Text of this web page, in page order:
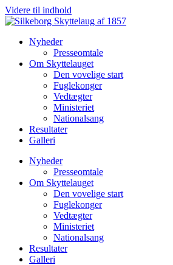
Videre til indhold
Nyheder
Presseomtale
Om Skyttelauget
Den vovelige start
Fuglekonger
Vedtægter
Ministeriet
Nationalsang
Resultater
Galleri
Nyheder
Presseomtale
Om Skyttelauget
Den vovelige start
Fuglekonger
Vedtægter
Ministeriet
Nationalsang
Resultater
Galleri